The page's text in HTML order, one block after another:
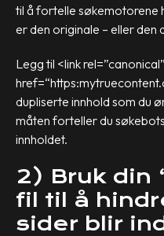
til å fortelle søkemotorene
er den originale – eller den
Legg til <link rel=”canonical”
dupliserte innhold som du
måten forteller du
innholdet.
2) Bruk din
fil til å
sider blir